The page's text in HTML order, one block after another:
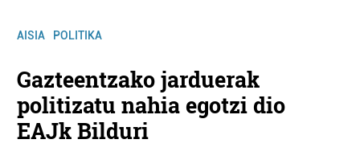
AISIA POLITIKA
Gazteentzako jarduerak
politizatu nahia egotzi dio
EAJk Bilduri